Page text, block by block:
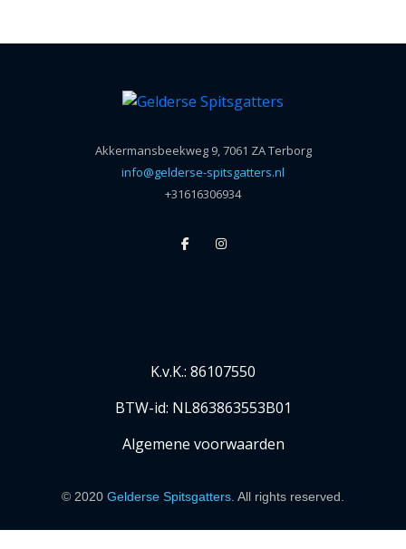
Akkermansbeekweg 9, 7061 ZA Terborg
info@gelderse-spitsgatters.nl
+31616306934
K.v.K.: 86107550
BTW-id: NL863863553B01
Algemene voorwaarden
© 2020 Gelderse Spitsgatters . All rights reserved.